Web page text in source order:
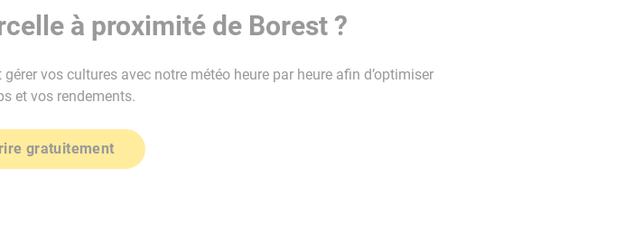
à proximité de Borest ?
vos cultures avec notre météo heure par heure afin d’optimiser
et vos rendements.
gratuitement